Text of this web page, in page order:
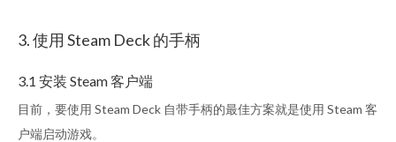
3. 使用 Steam Deck 的手柄
3.1 安装 Steam 客户端
目前，要使用 Steam Deck 自带手柄的最佳方案就是使用 Steam 客
户端启动游戏。